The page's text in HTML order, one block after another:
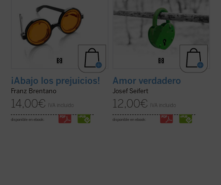
¡Abajo los prejuicios!
Franz Brentano
14,00€ IVA incluido
disponible en ebook:
Amor verdadero
Josef Seifert
12,00€ IVA incluido
disponible en ebook: